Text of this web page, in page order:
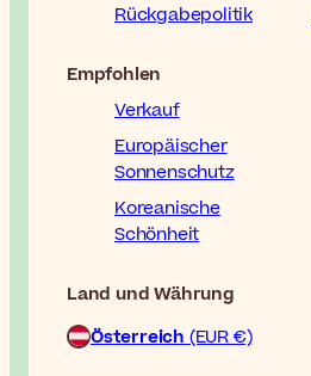
Rückgabepolitik
Empfohlen
Verkauf
Europäischer
Sonnenschutz
Koreanische
Schönheit
Land und Währung
Österreich (EUR €)